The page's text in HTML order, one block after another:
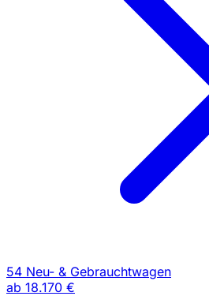
54 Neu- & Gebrauchtwagen
ab 18.170 €